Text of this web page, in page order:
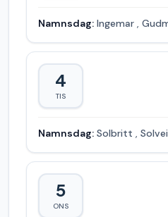
Namnsdag: Ingemar ,
4
TIS
Namnsdag: Solbritt ,
5
ONS